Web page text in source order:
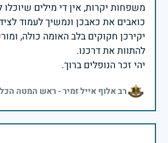
משפחות יקרות, אין די מילים
כואבים את כאבכן ונמשיך לעמוד
יקירכן חקוקים בלב האומה כולה,
יהי זכר הנופלים ברוך.
רב אלוף אייל זמיר - ראש המטה